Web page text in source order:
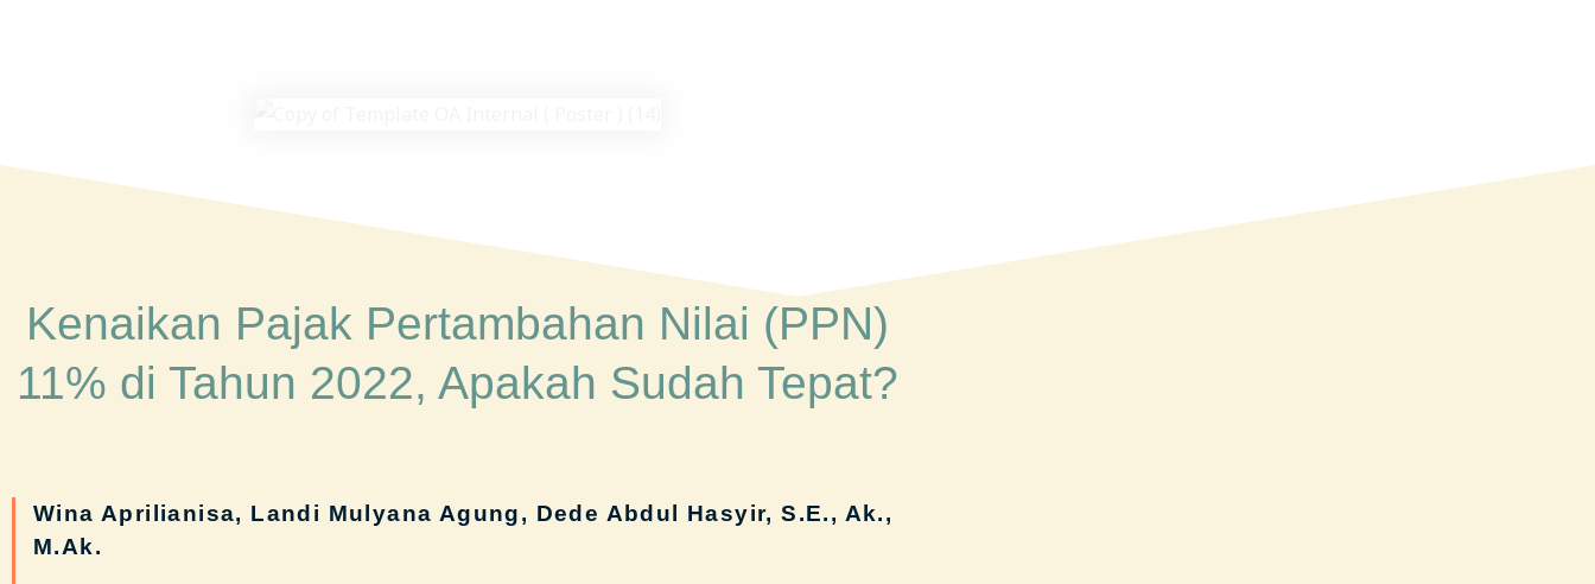
Kenaikan Pajak Pertambahan Nilai (PPN)
11% di Tahun 2022, Apakah Sudah Tepat?
Wina Aprilianisa, Landi Mulyana Agung, Dede Abdul Hasyir, S.E., Ak.,
M.Ak.